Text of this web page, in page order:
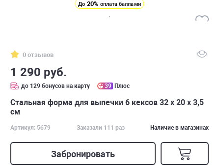
До 20% оплата баллами
0 отзывов
1 290 руб.
до 129 бонусов на карту 39 Плюс
Стальная форма для выпечки 6 кексов 32 x 20 x 3,5
см
Артикул: 5679 Заказали 111 раз Наличие в магазинах
Забронировать